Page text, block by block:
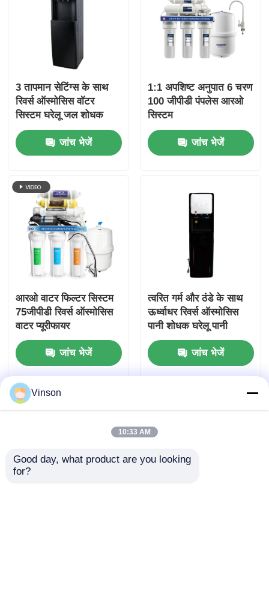
3 तापमान सेटिंग्स के साथ
रिवर्स ऑस्मोसिस वॉटर
सिस्टम घरेलू जल शोधक
जांच भेजें
1:1 अपशिष्ट अनुपात 6 चरण
100 जीपीडी पंपलेस आरओ
सिस्टम
जांच भेजें
आरओ वाटर फिल्टर सिस्टम
75जीपीडी रिवर्स ऑस्मोसिस
वाटर प्यूरीफायर
जांच भेजें
त्वरित गर्म और ठंडे के साथ
ऊर्ध्वाधर रिवर्स ऑस्मोसिस
पानी शोधक घरेलू पानी
डिस्पेंसर पानी कूलर
जांच भेजें
Vinson
10:33 AM
Good day, what product are you looking
for?